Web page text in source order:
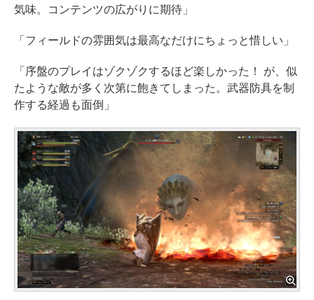
気味。コンテンツの広がりに期待」
「フィールドの雰囲気は最高なだけにちょっと惜しい」
「序盤のプレイはゾクゾクするほど楽しかった！ が、似
たような敵が多く次第に飽きてしまった。武器防具を制
作する経過も面倒」